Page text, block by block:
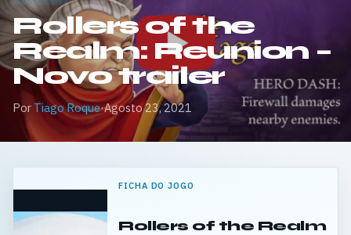
Rollers of the
Realm: Reunion –
Novo trailer
Por Tiago Roque·Agosto 23, 2021
FICHA DO JOGO
Rollers of the Realm